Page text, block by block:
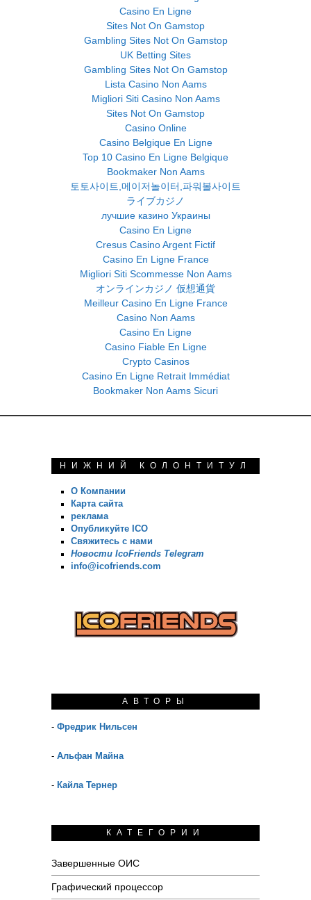
Casino En Ligne
Sites Not On Gamstop
Gambling Sites Not On Gamstop
UK Betting Sites
Gambling Sites Not On Gamstop
Lista Casino Non Aams
Migliori Siti Casino Non Aams
Sites Not On Gamstop
Casino Online
Casino Belgique En Ligne
Top 10 Casino En Ligne Belgique
Bookmaker Non Aams
토토사이트,메이저놀이터,파워볼사이트
ライブカジノ
лучшие казино Украины
Casino En Ligne
Cresus Casino Argent Fictif
Casino En Ligne France
Migliori Siti Scommesse Non Aams
オンラインカジノ 仮想通貨
Meilleur Casino En Ligne France
Casino Non Aams
Casino En Ligne
Casino Fiable En Ligne
Crypto Casinos
Casino En Ligne Retrait Immédiat
Bookmaker Non Aams Sicuri
НИЖНИЙ КОЛОНТИТУЛ
О Компании
Карта сайта
реклама
Опубликуйте ICO
Свяжитесь с нами
Новости IcoFriends Telegram
info@icofriends.com
АВТОРЫ
- Фредрик Нильсен
- Альфан Майна
- Кайла Тернер
КАТЕГОРИИ
Завершенные ОИС
Графический процессор